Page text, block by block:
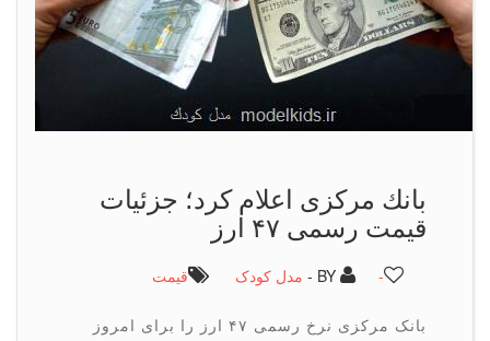
بانك مركزی اعلام كرد؛ جزئیات
قیمت رسمی ۴۷ ارز
BY - مدل کودک قیمت
بانک مرکزی نرخ رسمی ۴۷ ارز را برای امروز